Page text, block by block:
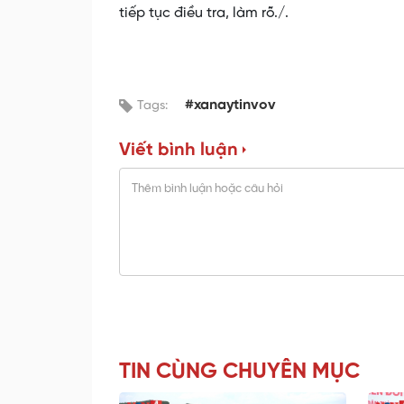
tiếp tục điều tra, làm rõ./.
Tags: #xanaytinvov
Viết bình luận
TIN CÙNG CHUYÊN MỤC